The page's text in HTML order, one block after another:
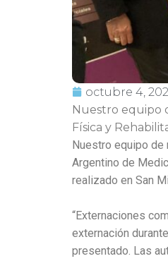
octubre 4,
Nuestro equipo
Física y
Nuestro equipo de
Argentino de
realizado en San
“Externaciones
externación
presentado. Las